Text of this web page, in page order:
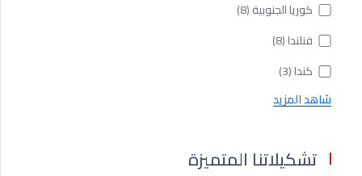
كوريا الجنوبية(8)
فنلندا(8)
كندا(3)
شاهد المزيد
تشكيلاتنا المتميزة